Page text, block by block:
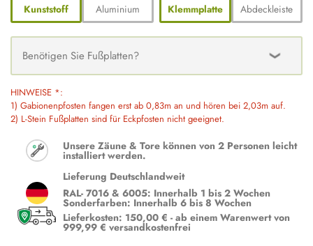
Kunststoff Aluminium Klemmplatte Abdeckleiste
Benötigen Sie Fußplatten?
HINWEISE *:
1) Gabionenpfosten fangen erst ab 0,83m an und hören bei 2,03m auf.
2) L-Stein Fußplatten sind für Eckpfosten nicht geeignet.
Unsere Zäune & Tore können von 2 Personen leicht
installiert werden.
Lieferung Deutschlandweit
RAL- 7016 & 6005: Innerhalb 1 bis 2 Wochen
Sonderfarben: Innerhalb 6 bis 8 Wochen
Lieferkosten: 150,00 € - ab einem Warenwert von
999,99 € versandkostenfrei